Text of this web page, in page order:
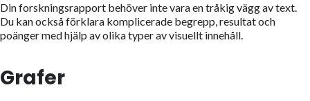
Din forskningsrapport behöver inte vara en tråkig vägg av text.
Du kan också förklara komplicerade begrepp, resultat och
poänger med hjälp av olika typer av visuellt innehåll.
Grafer